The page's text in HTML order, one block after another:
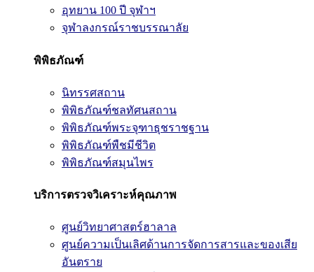
อุทยาน 100 ปี จุฬาฯ
จุฬาลงกรณ์ราชบรรณาลัย
พิพิธภัณฑ์
นิทรรศสถาน
พิพิธภัณฑ์ชลทัศนสถาน
พิพิธภัณฑ์พระจุฑาธุชราชฐาน
พิพิธภัณฑ์พืชมีชีวิต
พิพิธภัณฑ์สมุนไพร
บริการตรวจวิเคราะห์คุณภาพ
ศูนย์วิทยาศาสตร์ฮาลาล
ศูนย์ความเป็นเลิศด้านการจัดการสารและของเสีย
อันตราย